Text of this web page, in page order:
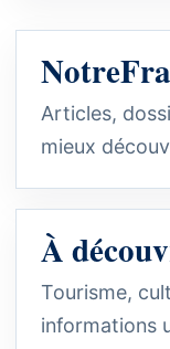
Articles,
mieux
À
Tourisme,
informations